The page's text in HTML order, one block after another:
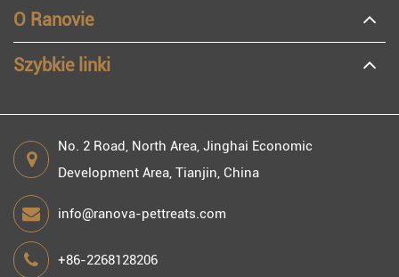
O Ranovie
Szybkie linki
No. 2 Road, North Area, Jinghai Economic
Development Area, Tianjin, China
info@ranova-pettreats.com
+86-2268128206